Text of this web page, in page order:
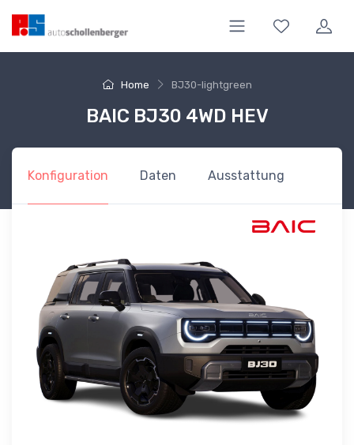
Home BJ30-lightgreen
BAIC BJ30 4WD HEV
Konfiguration Daten Ausstattung